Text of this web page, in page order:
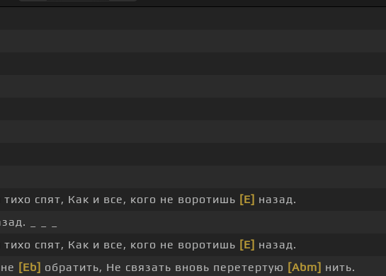
спят, Как и все, кого не воротишь [E] назад.
_ _ _
спят, Как и все, кого не воротишь [E] назад.
[Eb] обратить, Не связать вновь перетертую [Abm] нить.